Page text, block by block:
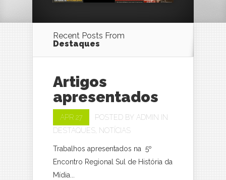
Recent Posts From
Destaques
Artigos
apresentados
APR 27 POSTED BY ADMIN
IN
DESTAQUES, NOTÍCIAS
Trabalhos apresentados na 5º
Encontro Regional Sul de História da
Mídia...